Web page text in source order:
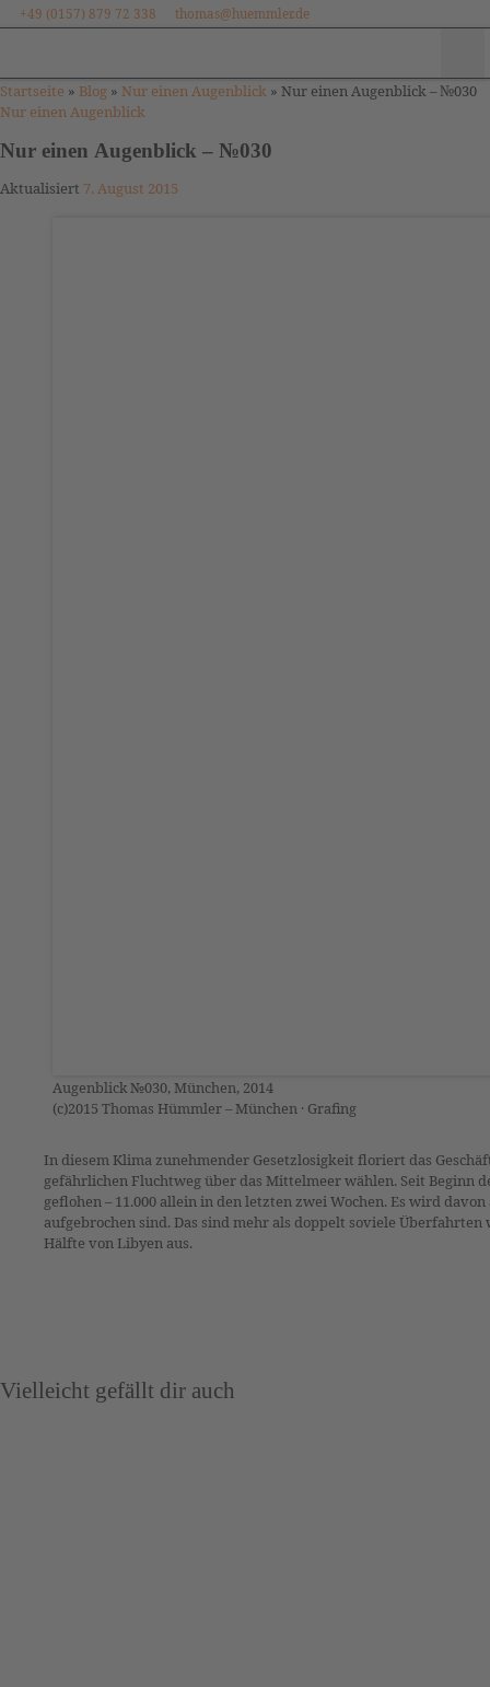
Zum Inhalt springen
+49 (0157) 879 72 338 thomas@huemmler.de
Startseite » Blog » Nur einen Augenblick » Nur einen Augenblick – №030
Nur einen Augenblick
Nur einen Augenblick – №030
Aktualisiert 7. August 2015
Augenblick №030, München, 2014
(c)2015 Thomas Hümmler – München · Grafing
In diesem Klima zunehmender Gesetzlosigkeit floriert das
gefährlichen Fluchtweg über das Mittelmeer wählen. Seit Beginn
geflohen – 11.000 allein in den letzten zwei Wochen. Es wird
aufgebrochen sind. Das sind mehr als doppelt soviele
Hälfte von Libyen aus.
Vielleicht gefällt dir auch